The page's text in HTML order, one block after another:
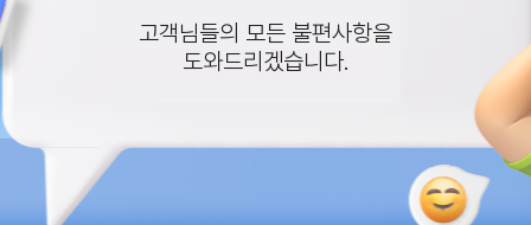
고객님들의 모든 불편사항을
도와드리겠습니다.